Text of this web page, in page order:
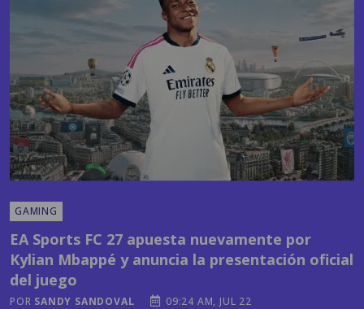
GAMING
EA Sports FC 27 apuesta nuevamente por
Kylian Mbappé y anuncia la presentación oficial
del juego
POR SANDY SANDOVAL 09:24 AM, JUL 22